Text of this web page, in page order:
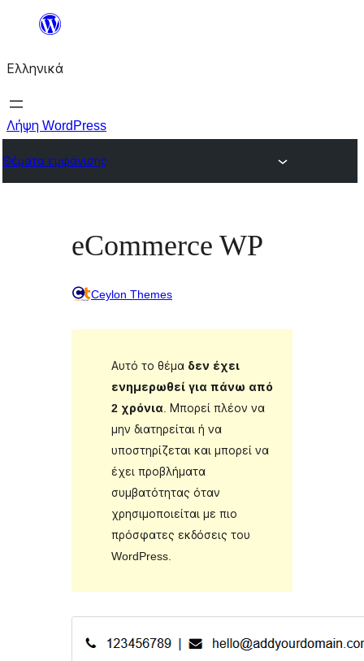
Μετάβαση
περιεχόμενο
Ελληνικά
Λήψη WordPress
Θέματα εμφάνισης
eCommerce WP
Ceylon Themes
Αυτό το θέμα δεν έχει
ενημερωθεί για πάνω από
2 χρόνια . Μπορεί πλέον να
μην διατηρείται ή να
υποστηρίζεται και μπορεί να
έχει προβλήματα
συμβατότητας όταν
χρησιμοποιείται με πιο
πρόσφατες εκδόσεις του
WordPress.